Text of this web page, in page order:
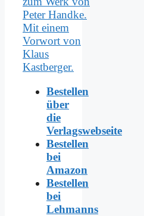
Bestellen
über
die
Verlagswebseite
Bestellen
bei
Amazon
Bestellen
bei
Lehmanns